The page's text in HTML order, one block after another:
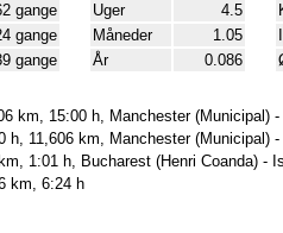
gange
gange
gange
Uger
4.5
Måneder
1.05
År
0.086
km, 15:00 h, Manchester (Municipal)
h, 11,606 km, Manchester (Municipal)
1:01 h, Bucharest (Henri Coanda) -
km, 6:24 h